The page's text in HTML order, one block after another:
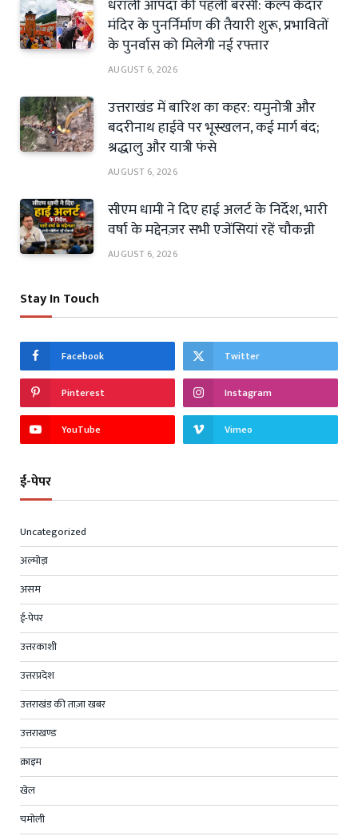
धराली आपदा की पहली बरसी: कल्प केदार
मंदिर के पुनर्निर्माण की तैयारी शुरू, प्रभावितों
के पुनर्वास को मिलेगी नई रफ्तार
AUGUST 6, 2026
उत्तराखंड में बारिश का कहर: यमुनोत्री और
बदरीनाथ हाईवे पर भूस्खलन, कई मार्ग बंद;
श्रद्धालु और यात्री फंसे
AUGUST 6, 2026
सीएम धामी ने दिए हाई अलर्ट के निर्देश, भारी
वर्षा के मद्देनज़र सभी एजेंसियां रहें चौकन्नी
AUGUST 6, 2026
Stay In Touch
Facebook Twitter
Pinterest Instagram
YouTube Vimeo
ई-पेपर
Uncategorized
अल्मोड़ा
असम
ई-पेपर
उत्तरकाशी
उत्तरप्रदेश
उत्तराखंड की ताज़ा खबर
उत्तराखण्ड
क्राइम
खेल
चमोली